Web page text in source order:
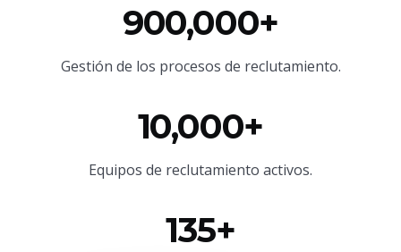
900,000+
Gestión de los procesos de reclutamiento.
10,000+
Equipos de reclutamiento activos.
135+